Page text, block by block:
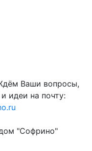
Ваши вопросы,
идеи на почту:
"Софрино"